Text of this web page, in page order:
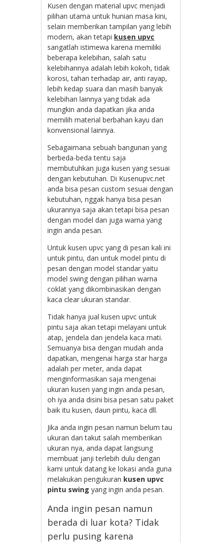
Kusen dengan material upvc menjadi
pilihan utama untuk hunian masa kini,
selain memberikan tampilan yang lebih
modern, akan tetapi kusen upvc
sangatlah istimewa karena memiliki
beberapa kelebihan, salah satu
kelebihannya adalah lebih kokoh, tidak
korosi, tahan terhadap air, anti rayap,
lebih kedap suara dan masih banyak
kelebihan lainnya yang tidak ada
mungkin anda dapatkan jika anda
memilih material berbahan kayu dan
konvensional lainnya.
Sebagaimana sebuah bangunan yang
berbeda-beda tentu saja
membutuhkan juga kusen yang sesuai
dengan kebutuhan. Di Kusenupvc.net
anda bisa pesan custom sesuai dengan
kebutuhan, nggak hanya bisa pesan
ukurannya saja akan tetapi bisa pesan
dengan model dan juga warna yang
ingin anda pesan.
Untuk kusen upvc yang di pesan kali ini
untuk pintu, dan untuk model pintu di
pesan dengan model standar yaitu
model swing dengan pilihan warna
coklat yang dikombinasikan dengan
kaca clear ukuran standar.
Tidak hanya jual kusen upvc untuk
pintu saja akan tetapi melayani untuk
atap, jendela dan jendela kaca mati.
Semuanya bisa dengan mudah anda
dapatkan, mengenai harga star harga
adalah per meter, anda dapat
menginformasikan saja mengenai
ukuran kusen yang ingin anda pesan,
oh iya anda disini bisa pesan satu paket
baik itu kusen, daun pintu, kaca dll.
Jika anda ingin pesan namun belum tau
ukuran dan takut salah memberikan
ukuran nya, anda dapat langsung
membuat janji terlebih dulu dengan
kami untuk datang ke lokasi anda guna
melakukan pengukuran kusen upvc
pintu swingyang ingin anda pesan.
Anda ingin pesan namun
berada di luar kota? Tidak
perlu pusing karena